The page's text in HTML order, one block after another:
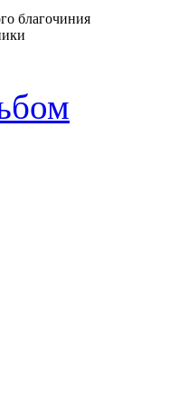
благочиния